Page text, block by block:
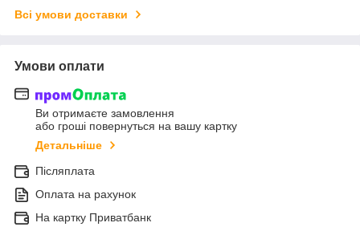
Всі умови доставки
Умови оплати
Ви отримаєте замовлення
або гроші повернуться на вашу картку
Детальніше
Післяплата
Оплата на рахунок
На картку Приватбанк